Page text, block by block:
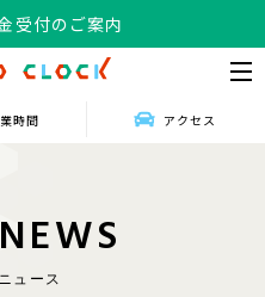
受付のご案内
時間 アクセス
NEWS
ュース